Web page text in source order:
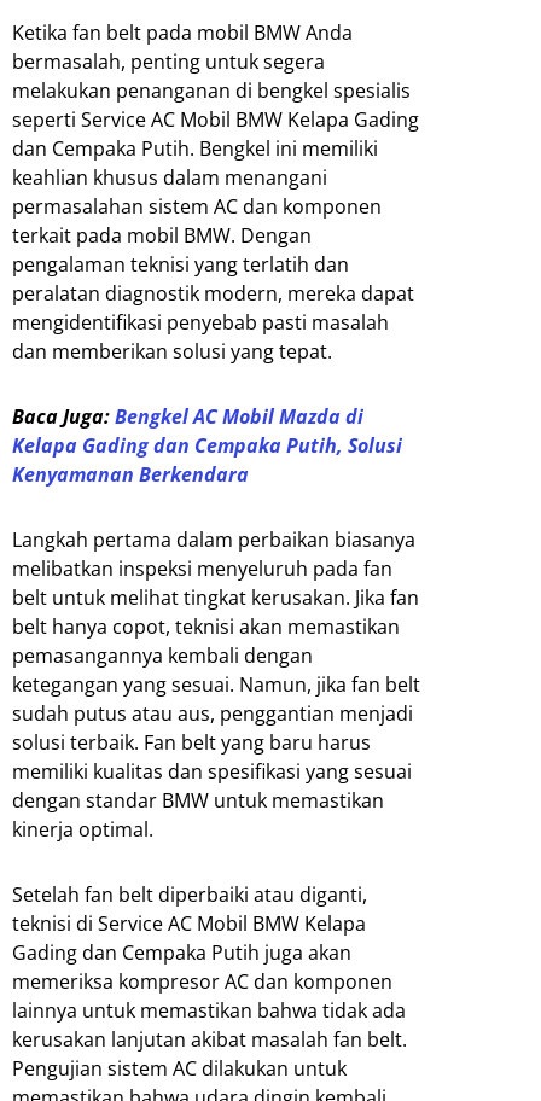
Ketika fan belt pada mobil BMW Anda
bermasalah, penting untuk segera
melakukan penanganan di bengkel spesialis
seperti Service AC Mobil BMW Kelapa Gading
dan Cempaka Putih. Bengkel ini memiliki
keahlian khusus dalam menangani
permasalahan sistem AC dan komponen
terkait pada mobil BMW. Dengan
pengalaman teknisi yang terlatih dan
peralatan diagnostik modern, mereka dapat
mengidentifikasi penyebab pasti masalah
dan memberikan solusi yang tepat.
Baca Juga:Bengkel AC Mobil Mazda di
Kelapa Gading dan Cempaka Putih, Solusi
Kenyamanan Berkendara
Langkah pertama dalam perbaikan biasanya
melibatkan inspeksi menyeluruh pada fan
belt untuk melihat tingkat kerusakan. Jika fan
belt hanya copot, teknisi akan memastikan
pemasangannya kembali dengan
ketegangan yang sesuai. Namun, jika fan belt
sudah putus atau aus, penggantian menjadi
solusi terbaik. Fan belt yang baru harus
memiliki kualitas dan spesifikasi yang sesuai
dengan standar BMW untuk memastikan
kinerja optimal.
Setelah fan belt diperbaiki atau diganti,
teknisi di Service AC Mobil BMW Kelapa
Gading dan Cempaka Putih juga akan
memeriksa kompresor AC dan komponen
lainnya untuk memastikan bahwa tidak ada
kerusakan lanjutan akibat masalah fan belt.
Pengujian sistem AC dilakukan untuk